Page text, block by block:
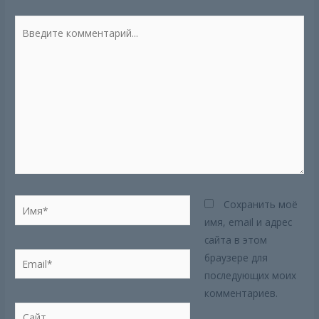
комментарий...
Сайт
Сохранить моё
имя, email и адрес
сайта в этом
браузере для
последующих моих
комментариев.